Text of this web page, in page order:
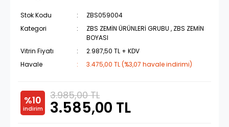
Stok Kodu
ZBS059004
Kategori
ZBS ZEMİN ÜRÜNLERİ GRUBU , ZBS ZEMİN
BOYASI
Vitrin Fiyatı
2.987,50 TL + KDV
Havale
3.475,00 TL (%3,07 havale indirimi)
%10
indirim
3.985,00 TL
3.585,00 TL